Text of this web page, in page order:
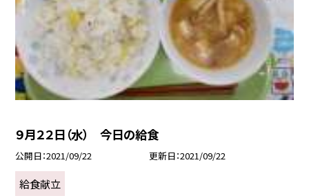
９月２２日（水） 今日の給食
公開日 2021/09/22 更新日 2021/09/22
給食献立